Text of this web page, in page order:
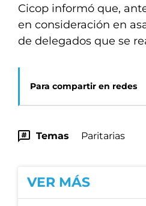
Cicop informó que,
en consideración en
de delegados que se
Para compartir en redes
Temas Paritarias
VER MÁS